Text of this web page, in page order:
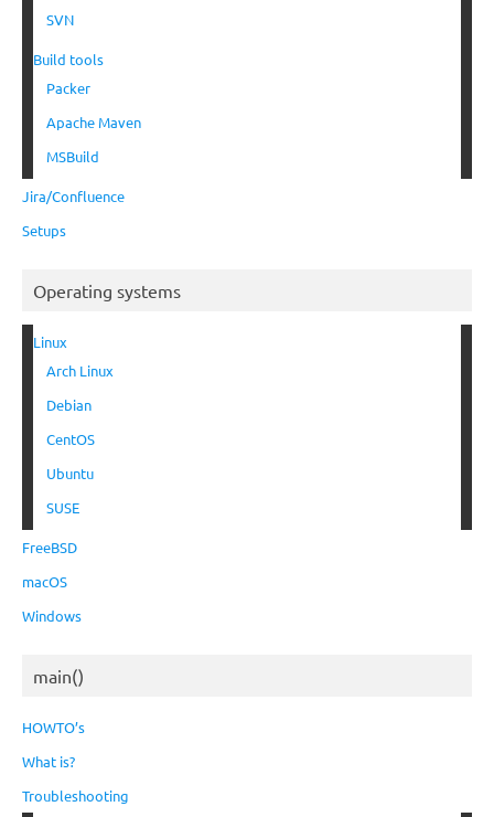
SVN
Build tools
Packer
Apache Maven
MSBuild
Jira/Confluence
Setups
Operating systems
Linux
Arch Linux
Debian
CentOS
Ubuntu
SUSE
FreeBSD
macOS
Windows
main()
HOWTO’s
What is?
Troubleshooting